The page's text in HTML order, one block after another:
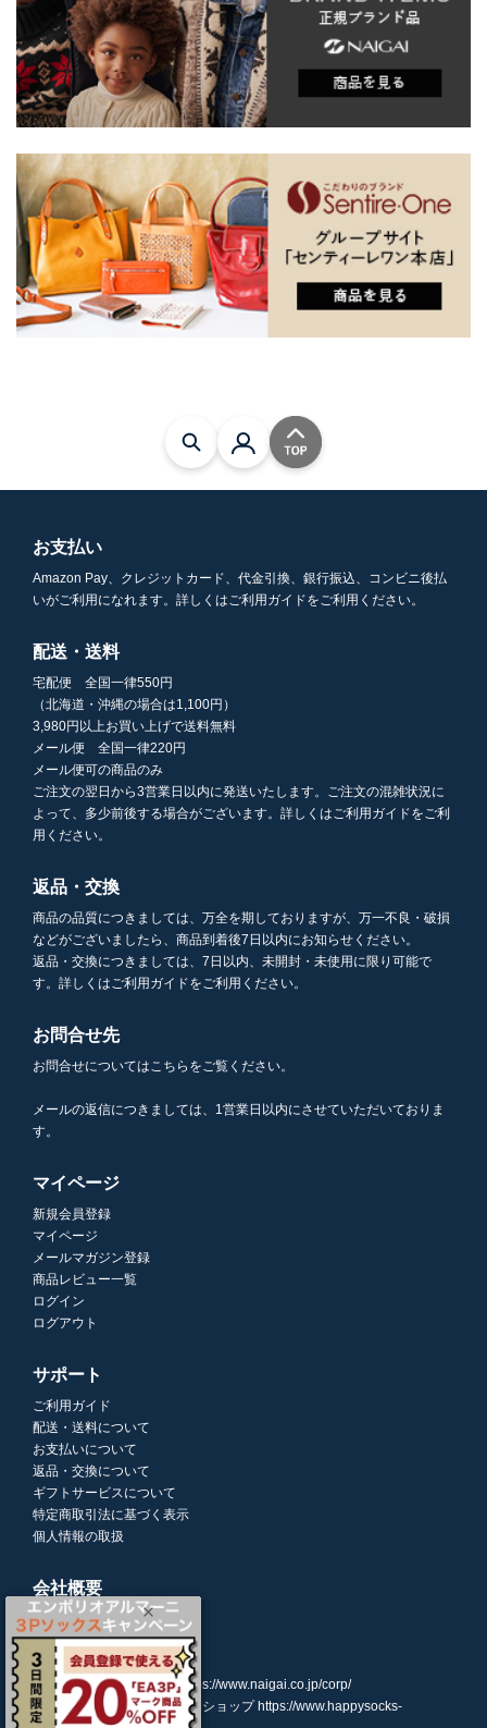
お支払い
Amazon Pay、クレジットカード、代金引換、銀行振込、コンビニ後払
いがご利用になれます。詳しくはご利用ガイドをご利用ください。
配送・送料
宅配便 全国一律550円
（北海道・沖縄の場合は1,100円）
3,980円以上お買い上げで送料無料
メール便 全国一律220円
メール便可の商品のみ
ご注文の翌日から3営業日以内に発送いたします。ご注文の混雑状況に
よって、多少前後する場合がございます。詳しくはご利用ガイドをご利
用ください。
返品・交換
商品の品質につきましては、万全を期しておりますが、万一不良・破損
などがございましたら、商品到着後7日以内にお知らせください。
返品・交換につきましては、7日以内、未開封・未使用に限り可能で
す。詳しくはご利用ガイドをご利用ください。
お問合せ先
お問合せについてはこちらをご覧ください。
メールの返信につきましては、1営業日以内にさせていただいておりま
す。
マイページ
新規会員登録
マイページ
メールマガジン登録
商品レビュー一覧
ログイン
ログアウト
サポート
ご利用ガイド
配送・送料について
お支払いについて
返品・交換について
ギフトサービスについて
特定商取引法に基づく表示
個人情報の取扱
会社概要
株式会社ナイガイ
(東証スタンダード市場上場)
107-0052
東京都港区赤坂7丁目8-5 https://www.naigai.co.jp/corp/
ハッピーソックスオンラインショップ https://www.happysocks-